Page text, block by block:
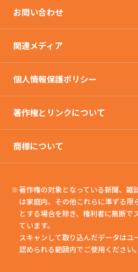
お問い合わせ
関連メディア
個人情報保護ポリシー
著作権とリンクについて
商標について
著作権の対象となっている新聞、雑
は家庭内、 その他これらに準ずる限
とする場合を除き、権利者に無断
ています。
スキャンして取り込んだデータは
認められる範囲内でご使用ください。